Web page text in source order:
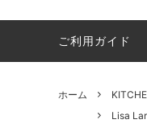
GOODS / 雑
Lisa Larson(
ギフトラッ
ご利用ガイド
ホーム
Lisa